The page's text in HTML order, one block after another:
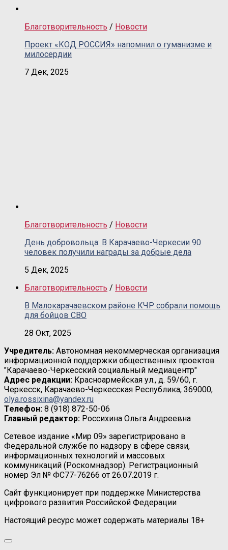
Благотворительность / Новости
Проект «КОД РОССИЯ» напомнил о гуманизме и
милосердии
7 Дек, 2025
Благотворительность / Новости
День добровольца: В Карачаево-Черкесии 90
человек получили награды за добрые дела
5 Дек, 2025
Благотворительность / Новости
В Малокарачаевском районе КЧР собрали помощь
для бойцов СВО
28 Окт, 2025
Учредитель: Автономная некоммерческая организация
информационной поддержки общественных проектов
"Карачаево-Черкесский социальный медиацентр"
Адрес редакции: Красноармейская ул., д. 59/60, г.
Черкесск, Карачаево-Черкесская Республика, 369000,
olya.rossixina@yandex.ru
Телефон: 8 (918) 872-50-06
Главный редактор: Россихина Ольга Андреевна
Сетевое издание «Мир 09» зарегистрировано в
Федеральной службе по надзору в сфере связи,
информационных технологий и массовых
коммуникаций (Роскомнадзор). Регистрационный
номер Эл № ФС77-76266 от 26.07.2019 г.
Сайт функционирует при поддержке Министерства
цифрового развития Российской Федерации
Настоящий ресурс может содержать материалы 18+